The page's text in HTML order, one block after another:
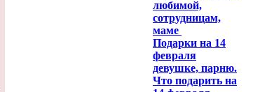
любимой,
сотрудницам,
маме
Подарки на 14
февраля
девушке, парню.
Что подарить на